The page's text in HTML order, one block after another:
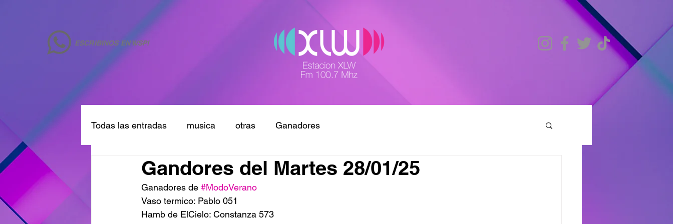
ESCRIBINOS EN WSP!
Todas las entradas musica otras Ganadores
Gandores del Martes 28/01/25
Ganadores de #ModoVerano
Vaso termico: Pablo 051
Hamb de ElCielo: Constanza 573